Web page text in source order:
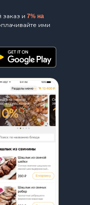
и 7% на
ими